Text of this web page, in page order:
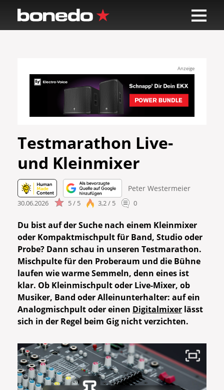
Anzeige
Testmarathon Live-
und Kleinmixer
Peter Westermeier
30.06.2026 5 / 5 3,2 / 5 0
Du bist auf der Suche nach einem Kleinmixer
oder Kompaktmischpult für Band, Studio oder
Probe? Dann schau in unseren Testmarathon.
Mischpulte für den Proberaum und die Bühne
laufen wie warme Semmeln, denn eines ist
klar. Ob Kleinmischpult oder Live-Mixer, ob
Musiker, Band oder Alleinunterhalter: auf ein
Analogmischpult oder einen Digitalmixer lässt
sich in der Regel beim Gig nicht verzichten.